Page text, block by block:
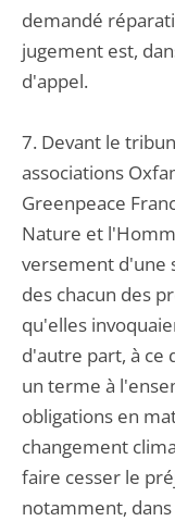
demandé
jugement est,
d'appel.
7. Devant le
associations
Greenpeace
Nature et
versement d'une
des chacun des
qu'elles
d'autre part, à ce
un terme à
obligations en
changement
faire cesser le
notamment,